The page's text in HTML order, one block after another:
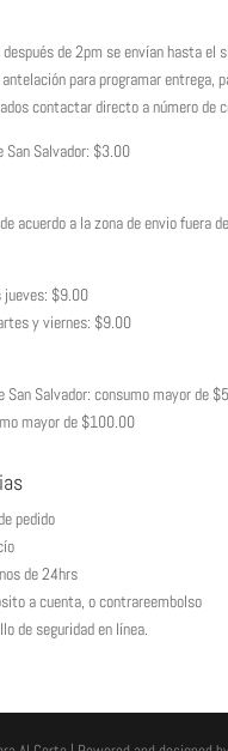
de 2pm se envían hasta el
para programar entrega,
contactar directo a número de
San Salvador: $3.00
acuerdo a la zona de envio fuera
jueves: $9.00
y viernes: $9.00
San Salvador: consumo mayor de
mayor de $100.00
pedido
de 24hrs
a cuenta, o contrareembolso
de seguridad en línea.